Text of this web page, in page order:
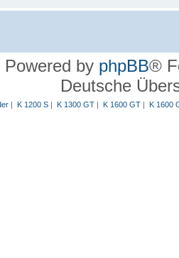
Powered by phpBB®
Deutsche
| K 1200 S| K 1300 GT| K 1600 GT| K 1600